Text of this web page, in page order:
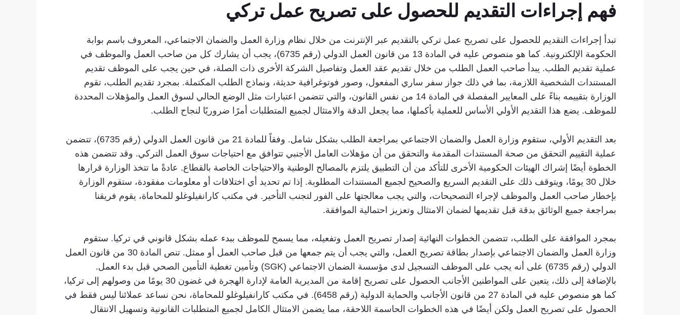
فهم إجراءات التقديم للحصول على تصريح عمل تركي
تبدأ إجراءات التقديم للحصول على تصريح عمل تركي بالتقديم عبر الإنترنت من خلال نظام وزارة العمل والضمان الاجتماعي، المعروف باسم بوابة
الحكومة الإلكترونية. كما هو منصوص عليه في المادة 13 من قانون العمل الدولي (رقم 6735)، يجب أن يشارك كل من صاحب العمل والموظف في
عملية تقديم الطلب. يبدأ صاحب العمل الطلب من خلال تقديم عقد العمل وتفاصيل الشركة الأخرى ذات الصلة، في حين يجب على الموظف تقديم
المستندات الشخصية اللازمة، بما في ذلك جواز سفر ساري المفعول، وصور فوتوغرافية حديثة، ونماذج الطلب المكتملة. بمجرد تقديم الطلب، تقوم
الوزارة بتقييمه بناءً على المعايير المفصلة في المادة 14 من نفس القانون، والتي تتضمن اعتبارات مثل الوضع الحالي لسوق العمل والمؤهلات المحددة
للموظف. يضع هذا التقديم الأولي الأساس للعملية بأكملها، مما يجعل الدقة والامتثال لجميع المتطلبات أمرًا ضروريًا لنجاح الطلب.
بعد التقديم الأولي، ستقوم وزارة العمل والضمان الاجتماعي بمراجعة الطلب بشكل شامل. وفقاً للمادة 21 من قانون العمل الدولي (رقم 6735)، تتضمن
عملية التقييم التحقق من صحة المستندات المقدمة والتحقق من أن مؤهلات العامل الأجنبي تتوافق مع احتياجات سوق العمل التركي. وقد تتضمن هذه
الخطوة أيضًا إشراك الهيئات الحكومية الأخرى للتأكد من أن التطبيق يلتزم بالمصالح الوطنية والاحتياجات الخاصة بالقطاع. عادةً ما تتخذ الوزارة قرارها
خلال 30 يومًا، ويتوقف ذلك على التقديم السريع والصحيح لجميع المستندات المطلوبة. إذا تم تحديد أي اختلافات أو معلومات مفقودة، ستقوم الوزارة
بإخطار صاحب العمل والموظف لإجراء التصحيحات، والتي يجب معالجتها على الفور لتجنب التأخير. في مكتب كارانفيلوغلو للمحاماة، يقوم فريقنا
بمراجعة جميع الوثائق بدقة قبل تقديمها لضمان الامتثال وتعزيز احتمالية الموافقة.
بمجرد الموافقة على الطلب، تتضمن الخطوات النهائية إصدار تصريح العمل وتفعيله، مما يسمح للموظف ببدء عمله بشكل قانوني في تركيا. ستقوم
وزارة العمل والضمان الاجتماعي بإصدار بطاقة تصريح العمل، والتي يجب أن يتم جمعها من قبل صاحب العمل أو ممثل. تنص المادة 30 من قانون العمل
الدولي (رقم 6735) على أنه يجب على الموظف التسجيل لدى مؤسسة الضمان الاجتماعي (SGK) وتأمين تغطية التأمين الصحي قبل بدء العمل.
بالإضافة إلى ذلك، يتعين على المواطنين الأجانب الحصول على تصريح إقامة من المديرية العامة لإدارة الهجرة في غضون 30 يومًا من وصولهم إلى تركيا،
كما هو منصوص عليه في المادة 27 من قانون الأجانب والحماية الدولية (رقم 6458). في مكتب كارانفيلوغلو للمحاماة، نحن نساعد عملائنا ليس فقط في
الحصول على تصريح العمل ولكن أيضًا في هذه الخطوات الحاسمة اللاحقة، مما يضمن الامتثال الكامل لجميع المتطلبات القانونية وتسهيل الانتقال